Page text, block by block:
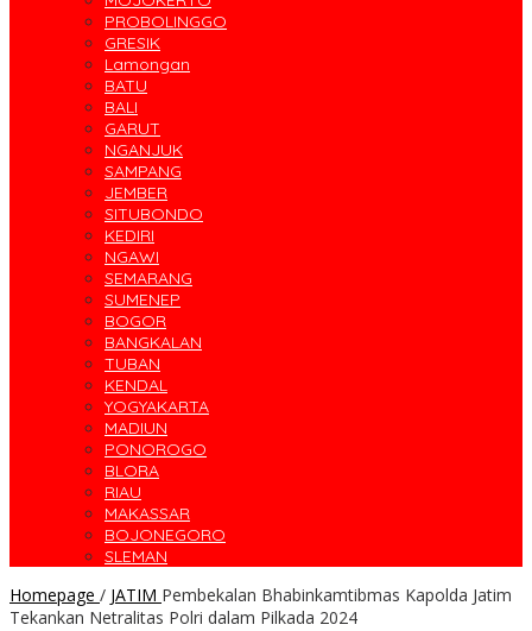
PROBOLINGGO
GRESIK
Lamongan
BATU
BALI
GARUT
NGANJUK
SAMPANG
JEMBER
SITUBONDO
KEDIRI
NGAWI
SEMARANG
SUMENEP
BOGOR
BANGKALAN
TUBAN
KENDAL
YOGYAKARTA
MADIUN
PONOROGO
BLORA
RIAU
MAKASSAR
BOJONEGORO
SLEMAN
Homepage / JATIM Pembekalan Bhabinkamtibmas Kapolda Jatim
Tekankan Netralitas Polri dalam Pilkada 2024